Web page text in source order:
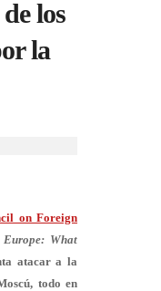
los
la
on Foreign
What
atacar a la
todo en